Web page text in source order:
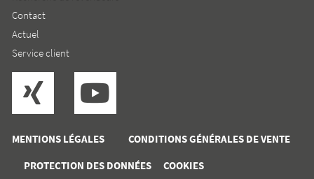
MENTIONS LÉGALES
CONDITIONS GÉNÉRALES DE VENTE
PROTECTION DES DONNÉES
COOKIES
Contact
Actuel
Service client